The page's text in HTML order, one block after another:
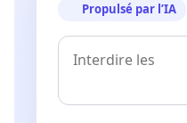
Propulsé par l’IA